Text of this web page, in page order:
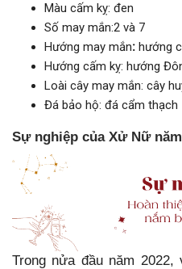
Màu cấm kỵ: đen
Số may mắn:2 và 7
Hướng may mắn: hướng
Hướng cấm kỵ: hướng
Loài cây may mắn: cây
Đá bảo hộ: đá cẩm thạch
Sự nghiệp của Xử Nữ
Trong nửa đầu năm